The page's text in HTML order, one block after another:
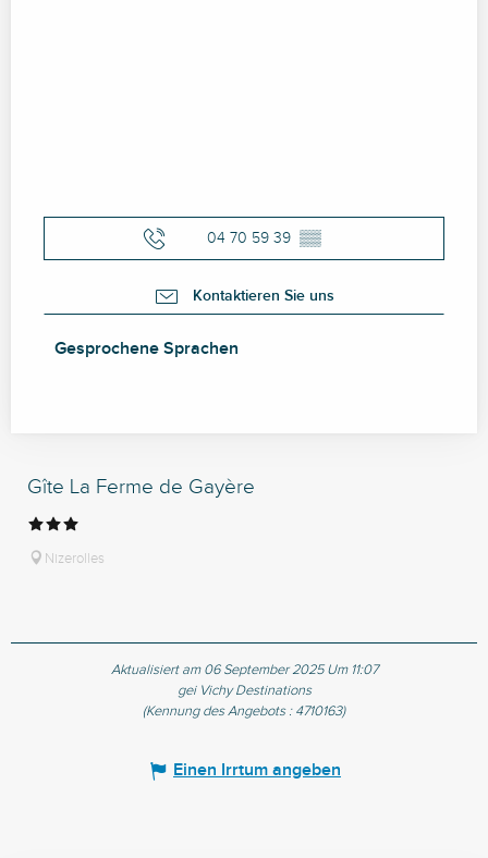
04 70 59 39 ▒▒
Kontaktieren Sie uns
Gesprochene Sprachen
Gesprochene Sprachen
Gîte La Ferme de Gayère
Nizerolles
Aktualisiert am 06 September 2025 Um 11:07
gei Vichy Destinations
(Kennung des Angebots : 4710163)
Einen Irrtum angeben